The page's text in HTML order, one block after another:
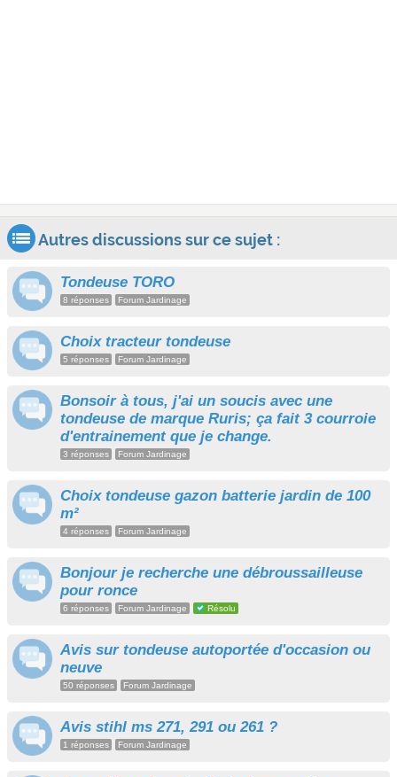
Autres discussions sur ce sujet :
Tondeuse TORO
8 réponses Forum Jardinage
Choix tracteur tondeuse
5 réponses Forum Jardinage
Bonsoir à tous, j'ai un soucis avec une
tondeuse de marque Ruris; ça fait 3 courroie
d'entrainement que je change.
3 réponses Forum Jardinage
Choix tondeuse gazon batterie jardin de 100
m²
4 réponses Forum Jardinage
Bonjour je recherche une débroussailleuse
pour ronce
6 réponses Forum Jardinage Résolu
Avis sur tondeuse autoportée d'occasion ou
neuve
50 réponses Forum Jardinage
Avis stihl ms 271, 291 ou 261 ?
1 réponses Forum Jardinage